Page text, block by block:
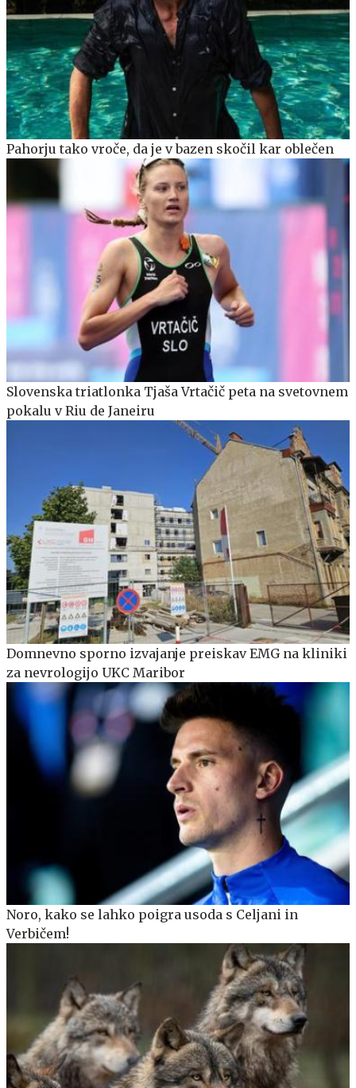
Pahorju tako vroče, da je v bazen skočil kar oblečen
Slovenska triatlonka Tjaša Vrtačič peta na svetovnem
pokalu v Riu de Janeiru
Domnevno sporno izvajanje preiskav EMG na kliniki
za nevrologijo UKC Maribor
Noro, kako se lahko poigra usoda s Celjani in
Verbičem!